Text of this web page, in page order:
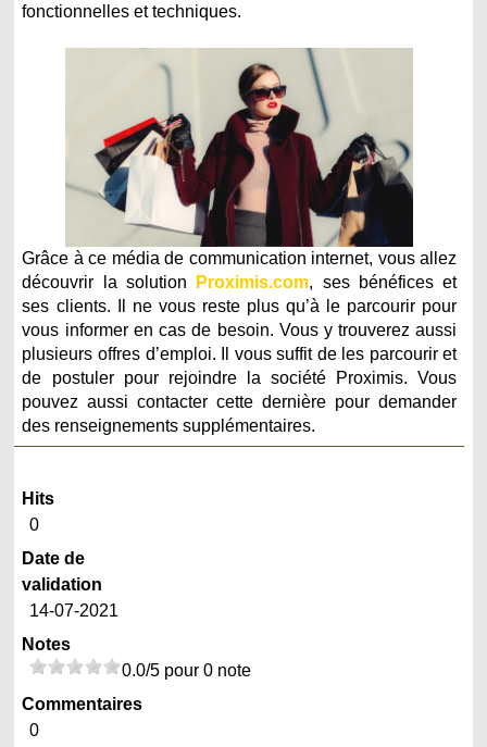
fonctionnelles et techniques.
Grâce à ce média de communication internet, vous allez
découvrir la solution
Proximis.com, ses bénéfices et
ses clients. Il ne vous reste plus qu’à le parcourir pour
vous informer en cas de besoin. Vous y trouverez aussi
plusieurs offres d’emploi. Il vous suffit de les parcourir et
de postuler pour rejoindre la société Proximis. Vous
pouvez aussi contacter cette dernière pour demander
des renseignements supplémentaires.
Hits
0
Date de
validation
14-07-2021
Notes
0.0/5 pour 0 note
Commentaires
0